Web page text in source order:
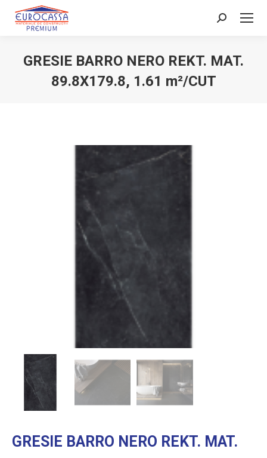
Search:
GRESIE BARRO NERO REKT. MAT.
89.8X179.8, 1.61 m²/CUT
GRESIE BARRO NERO REKT. MAT.